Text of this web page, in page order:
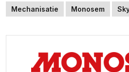
Mechanisatie Monosem